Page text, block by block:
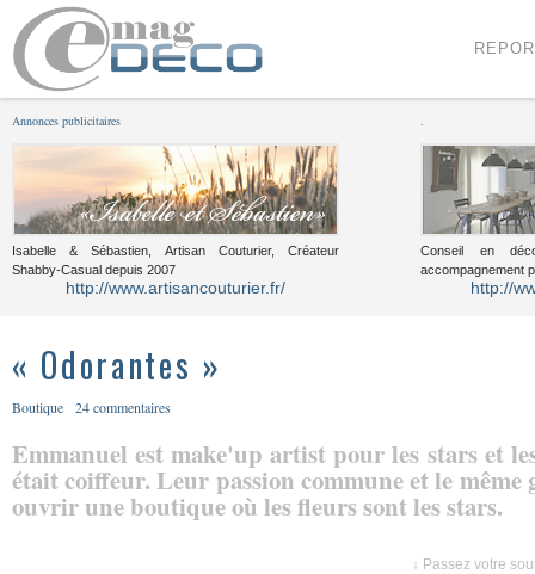
Annonces publicitaires
Isabelle & Sébastien, Artisan Couturier, Créateur
Shabby-Casual depuis 2007
http://www.artisancouturier.fr/
Conseil en
accompagnement
http://
« Odorantes »
Boutique 24 commentaires
Emmanuel est make'up artist pour les stars et
était coiffeur. Leur passion commune et le même
ouvrir une boutique où les fleurs sont les stars.
↓ Passez votre